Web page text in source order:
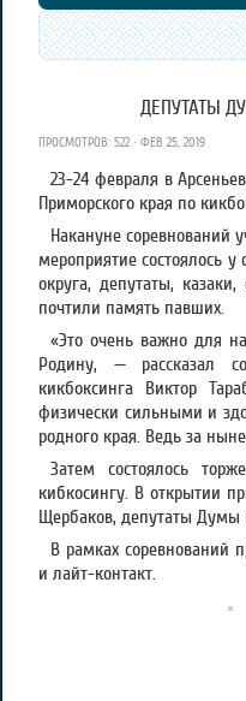
ДЕПУТАТЫ
ПРОСМОТРОВ: 522 · ФЕВ 25, 2019
23-24 февраля в
Приморского края по
Накануне соревнований
мероприятие состоялось
округа, депутаты,
почтили память павших.
«Это очень важно для
Родину, — рассказал
кикбоксинга Виктор
физически сильными и
родного края. Ведь за
Затем состоялось
кибкосингу. В открытии
Щербаков, депутаты Думы
В рамках соревнований
и лайт-контакт.